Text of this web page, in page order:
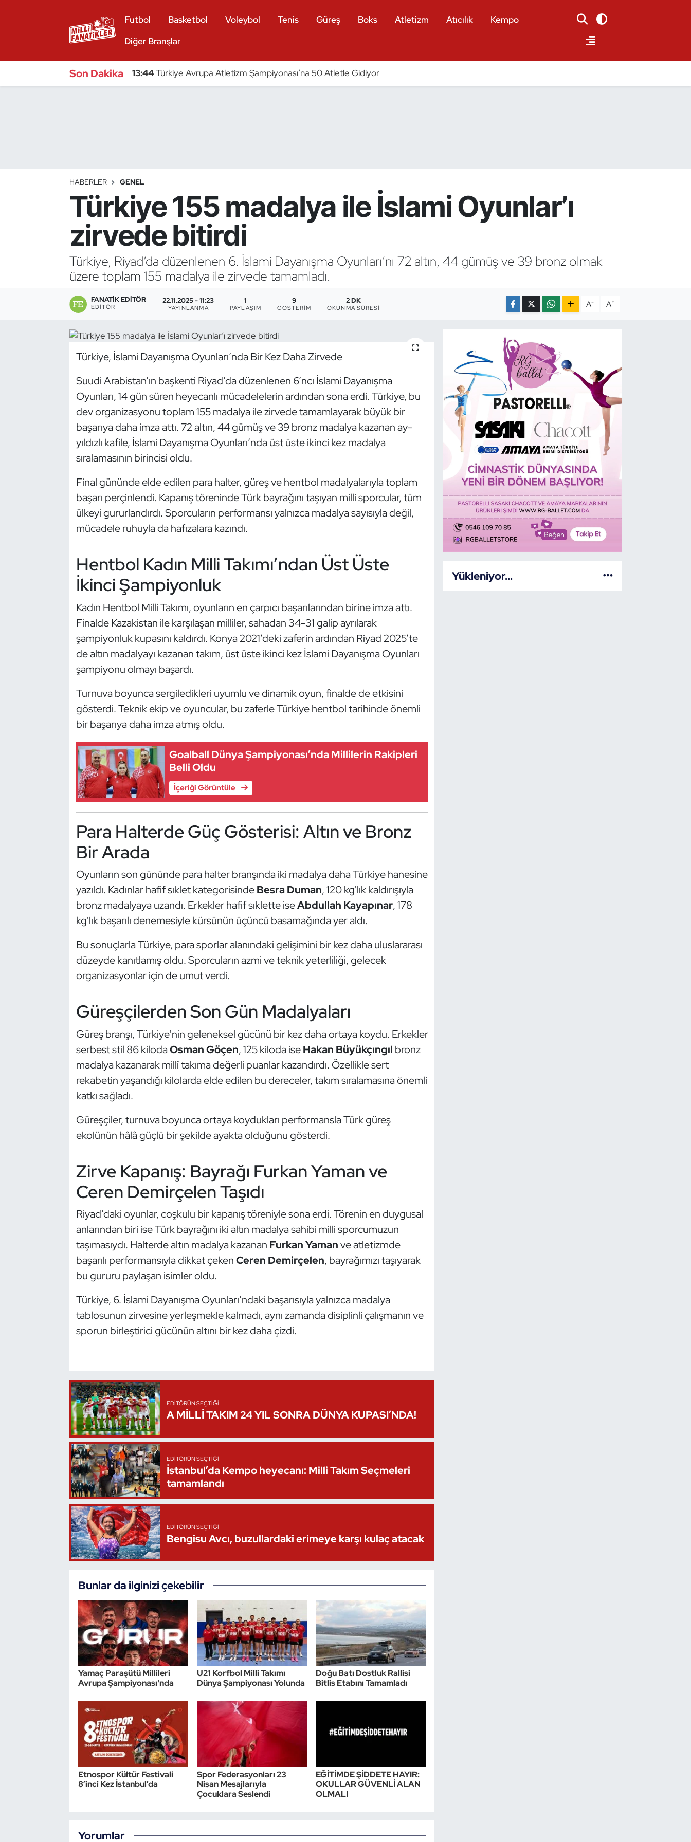
Futbol Basketbol Voleybol Tenis Güreş Boks Atletizm Atıcılık
Kempo
Diğer Branşlar
Son Dakika 13:44Türkiye Avrupa Atletizm Şampiyonası’na 50 Atletle Gidiyor
HABERLER GENEL
Türkiye 155 madalya ile İslami Oyunlar’ı
zirvede bitirdi
Türkiye, Riyad’da düzenlenen 6. İslami Dayanışma Oyunları’nı 72 altın, 44 gümüş ve 39 bronz olmak
üzere toplam 155 madalya ile zirvede tamamladı.
FANATIK EDITÖR
EDITÖR
22.11.2025 - 11:23
YAYINLANMA
1
PAYLAŞIM
9
GÖSTERIM
2 DK
OKUNMA SÜRESI A- A+
Türkiye, İslami Dayanışma Oyunları’nda Bir Kez Daha Zirvede
Suudi Arabistan’ın başkenti Riyad’da düzenlenen 6’ncı İslami Dayanışma
Oyunları, 14 gün süren heyecanlı mücadelelerin ardından sona erdi. Türkiye, bu
dev organizasyonu toplam 155 madalya ile zirvede tamamlayarak büyük bir
başarıya daha imza attı. 72 altın, 44 gümüş ve 39 bronz madalya kazanan ay-
yıldızlı kafile, İslami Dayanışma Oyunları’nda üst üste ikinci kez madalya
sıralamasının birincisi oldu.
Final gününde elde edilen para halter, güreş ve hentbol madalyalarıyla toplam
başarı perçinlendi. Kapanış töreninde Türk bayrağını taşıyan milli sporcular, tüm
ülkeyi gururlandırdı. Sporcuların performansı yalnızca madalya sayısıyla değil,
mücadele ruhuyla da hafızalara kazındı.
Hentbol Kadın Milli Takımı’ndan Üst Üste
İkinci Şampiyonluk
Kadın Hentbol Milli Takımı, oyunların en çarpıcı başarılarından birine imza attı.
Finalde Kazakistan ile karşılaşan milliler, sahadan 34-31 galip ayrılarak
şampiyonluk kupasını kaldırdı. Konya 2021’deki zaferin ardından Riyad 2025’te
de altın madalyayı kazanan takım, üst üste ikinci kez İslami Dayanışma Oyunları
şampiyonu olmayı başardı.
Turnuva boyunca sergiledikleri uyumlu ve dinamik oyun, finalde de etkisini
gösterdi. Teknik ekip ve oyuncular, bu zaferle Türkiye hentbol tarihinde önemli
bir başarıya daha imza atmış oldu.
Goalball Dünya Şampiyonası’nda Millilerin Rakipleri
Belli Oldu
İçeriği Görüntüle
Para Halterde Güç Gösterisi: Altın ve Bronz
Bir Arada
Oyunların son gününde para halter branşında iki madalya daha Türkiye hanesine
yazıldı. Kadınlar hafif sıklet kategorisindeBesra Duman, 120 kg'lık kaldırışıyla
bronz madalyaya uzandı. Erkekler hafif sıklette iseAbdullah Kayapınar, 178
kg'lık başarılı denemesiyle kürsünün üçüncü basamağında yer aldı.
Bu sonuçlarla Türkiye, para sporlar alanındaki gelişimini bir kez daha uluslararası
düzeyde kanıtlamış oldu. Sporcuların azmi ve teknik yeterliliği, gelecek
organizasyonlar için de umut verdi.
Güreşçilerden Son Gün Madalyaları
Güreş branşı, Türkiye'nin geleneksel gücünü bir kez daha ortaya koydu. Erkekler
serbest stil 86 kilodaOsman Göçen, 125 kiloda iseHakan Büyükçıngıl bronz
madalya kazanarak millî takıma değerli puanlar kazandırdı. Özellikle sert
rekabetin yaşandığı kilolarda elde edilen bu dereceler, takım sıralamasına önemli
katkı sağladı.
Güreşçiler, turnuva boyunca ortaya koydukları performansla Türk güreş
ekolünün hâlâ güçlü bir şekilde ayakta olduğunu gösterdi.
Zirve Kapanış: Bayrağı Furkan Yaman ve
Ceren Demirçelen Taşıdı
Riyad’daki oyunlar, coşkulu bir kapanış töreniyle sona erdi. Törenin en duygusal
anlarından biri ise Türk bayrağını iki altın madalya sahibi milli sporcumuzun
taşımasıydı. Halterde altın madalya kazanan Furkan Yamanve atletizmde
başarılı performansıyla dikkat çekenCeren Demirçelen, bayrağımızı taşıyarak
bu gururu paylaşan isimler oldu.
Türkiye, 6. İslami Dayanışma Oyunları’ndaki başarısıyla yalnızca madalya
tablosunun zirvesine yerleşmekle kalmadı, aynı zamanda disiplinli çalışmanın ve
sporun birleştirici gücünün altını bir kez daha çizdi.
EDITÖRÜN SEÇTIĞI
A MİLLİ TAKIM 24 YIL SONRA DÜNYA KUPASI’NDA!
EDITÖRÜN SEÇTIĞI
İstanbul’da Kempo heyecanı: Milli Takım Seçmeleri
tamamlandı
EDITÖRÜN SEÇTIĞI
Bengisu Avcı, buzullardaki erimeye karşı kulaç atacak
Bunlar da ilginizi çekebilir
Yamaç Paraşütü Millileri
Avrupa Şampiyonası'nda
U21 Korfbol Milli Takımı
Dünya Şampiyonası Yolunda
Doğu Batı Dostluk Rallisi
Bitlis Etabını Tamamladı
Etnospor Kültür Festivali
8’inci Kez İstanbul’da
Spor Federasyonları 23
Nisan Mesajlarıyla
Çocuklara Seslendi
EĞİTİMDE ŞİDDETE HAYIR:
OKULLAR GÜVENLİ ALAN
OLMALI
Yorumlar
Yükleniyor...
Bocce Bowling Dart
Buz Hokeyi
Dans Sporları
Dövüş Sanatı
Hava Sporları
İşitme Engelli Sporcular
Judo ve Kuraş
Kano ve Rafting
Modern Pentatlon
Motor Sporları
Oryantiring
Özel Sporcular
Vücut Geliştirme Fitness
Wushu Kungfu